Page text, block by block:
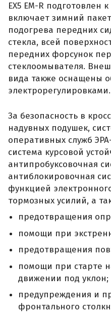
EX5 EM-R подготовлен
включает зимний
подогрева передних
стекла, всей
передних форсунок
стеклоомывателя.
вида также оснащены
электрорегулировками.
За безопасность в
надувных подушек,
оперативных служб
система курсовой
антипробуксовочная
антиблокировочная
функцией
тормозных усилий, а
предотвращения
помощи при
предотвращения
помощи при старте
движении под уклон;
предупреждения и
фронтального